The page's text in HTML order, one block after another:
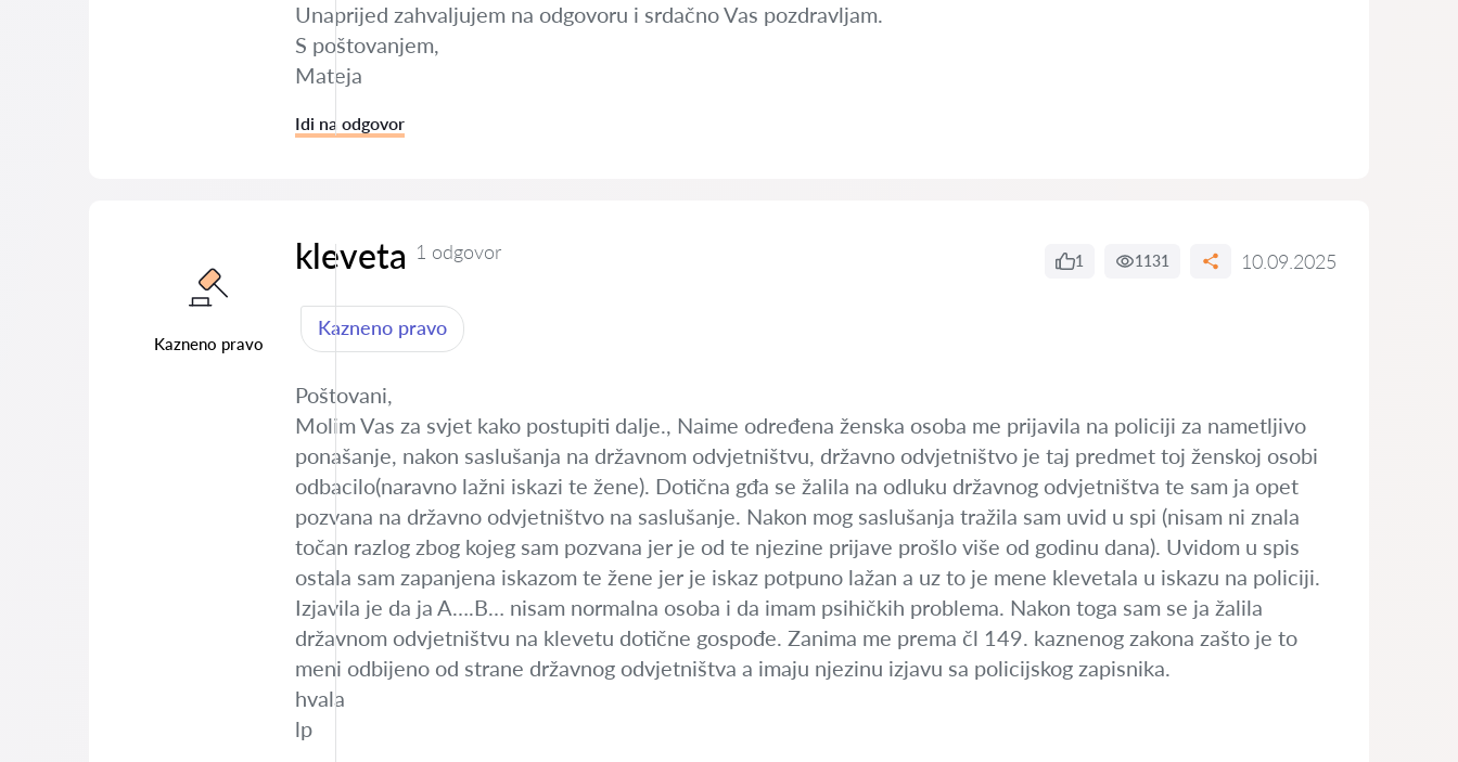
Unaprijed zahvaljujem na odgovoru i srdačno Vas pozdravljam.
S poštovanjem,
Mateja
Idi na odgovor
Kazneno pravo
kleveta 1 odgovor 1 1131 10.09.2025
Kazneno pravo
Poštovani,
Molim Vas za svjet kako postupiti dalje., Naime određena ženska osoba me prijavila na policiji za nametljivo
ponašanje, nakon saslušanja na državnom odvjetništvu, državno odvjetništvo je taj predmet toj ženskoj osobi
odbacilo(naravno lažni iskazi te žene). Dotična gđa se žalila na odluku državnog odvjetništva te sam ja opet
pozvana na državno odvjetništvo na saslušanje. Nakon mog saslušanja tražila sam uvid u spi (nisam ni znala
točan razlog zbog kojeg sam pozvana jer je od te njezine prijave prošlo više od godinu dana). Uvidom u spis
ostala sam zapanjena iskazom te žene jer je iskaz potpuno lažan a uz to je mene klevetala u iskazu na policiji.
Izjavila je da ja A….B… nisam normalna osoba i da imam psihičkih problema. Nakon toga sam se ja žalila
državnom odvjetništvu na klevetu dotične gospođe. Zanima me prema čl 149. kaznenog zakona zašto je to
meni odbijeno od strane državnog odvjetništva a imaju njezinu izjavu sa policijskog zapisnika.
hvala
lp